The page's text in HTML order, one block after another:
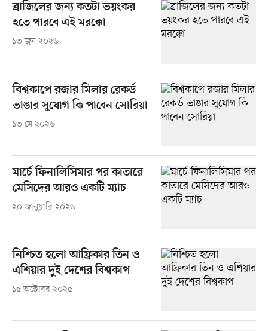
ব্রাজিলের জন্য কতটা ভয়ংকর
হতে পারবে এই মরক্কো
১৩ জুন ২০২৬
বিশ্বকাপে রজার মিলার রেকর্ড
ভাঙার সুযোগ কি পাবেন সোরিয়া
১৩ মে ২০২৬
মার্চে ফিনালিসিমার পর কাতারে
মেসিদের আরও একটি ম্যাচ
২০ জানুয়ারি ২০২৬
নিশ্চিত হলো আফ্রিকার তিন ও
এশিয়ার দুই দেশের বিশ্বকাপ
১৫ অক্টোবর ২০২৫